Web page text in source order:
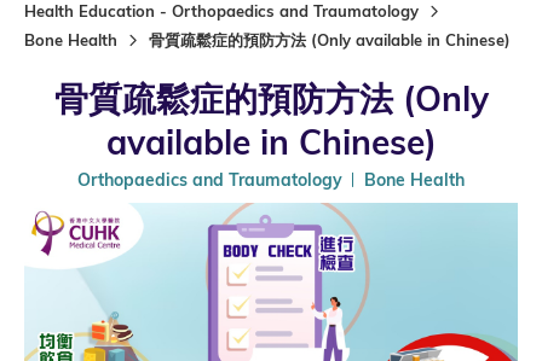
Health Education - Orthopaedics and Traumatology
Bone Health
骨質疏鬆症的預防方法 (Only available in Chinese)
骨質疏鬆症的預防方法 (Only
available in Chinese)
Orthopaedics and Traumatology Bone Health